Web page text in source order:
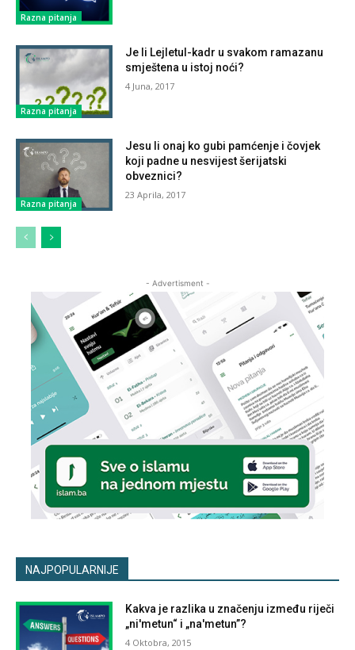
Razna pitanja
Razna pitanja
Je li Lejletul-kadr u svakom ramazanu
smještena u istoj noći?
4 Juna, 2017
Razna pitanja
Jesu li onaj ko gubi pamćenje i čovjek
koji padne u nesvijest šerijatski
obveznici?
23 Aprila, 2017
- Advertisment -
NAJPOPULARNIJE
Kakva je razlika u značenju između riječi
„ni'metun“ i „na'metun”?
4 Oktobra, 2015